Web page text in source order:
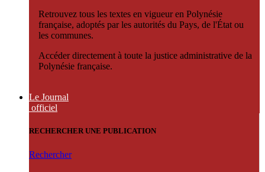
Retrouvez tous les textes en vigueur en Polynésie
française, adoptés par les autorités du Pays, de l'État ou
les communes.
Accéder directement à toute la justice administrative de la
Polynésie française.
Le Journal
officiel
RECHERCHER UNE PUBLICATION
Rechercher